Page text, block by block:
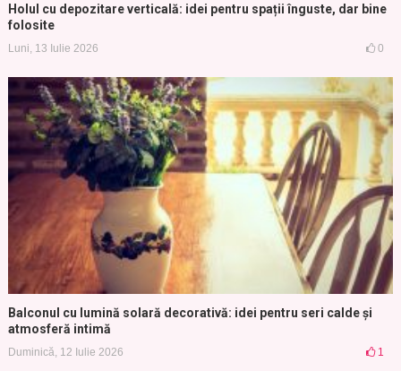
Holul cu depozitare verticală: idei pentru spații înguste, dar bine
folosite
Luni, 13 Iulie 2026 0
Balconul cu lumină solară decorativă: idei pentru seri calde și
atmosferă intimă
Duminică, 12 Iulie 2026 1